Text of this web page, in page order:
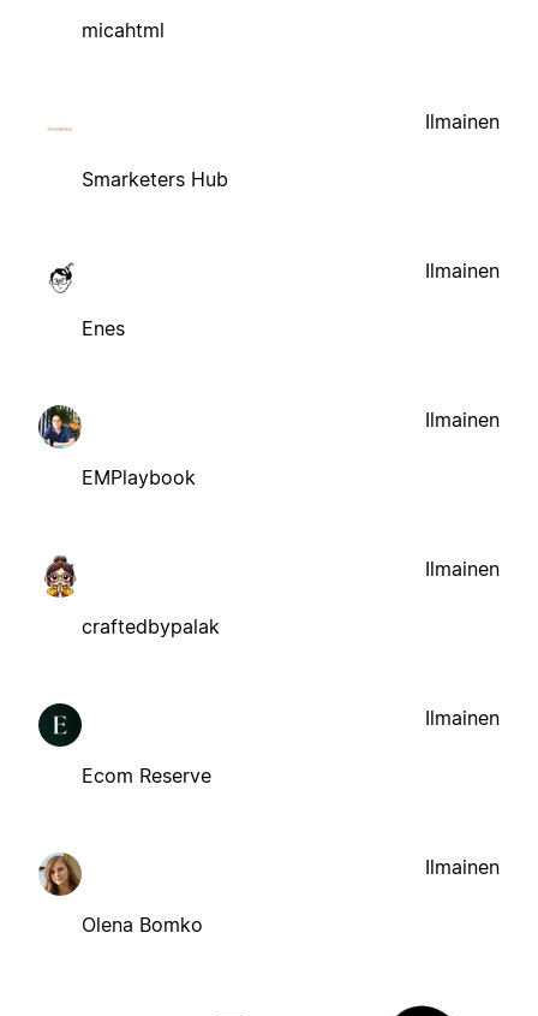
micahtml
Smarketers Hub
Ilmainen
Enes
Ilmainen
EMPlaybook
Ilmainen
craftedbypalak
Ilmainen
Ecom Reserve
Ilmainen
Olena Bomko
Ilmainen